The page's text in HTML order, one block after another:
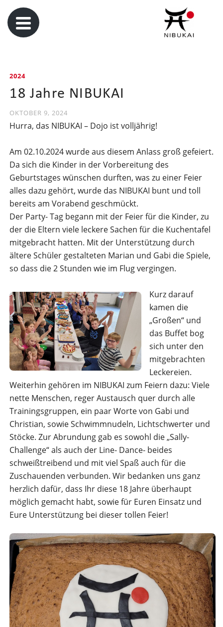
2024
18 Jahre NIBUKAI
OKTOBER 9, 2024
Hurra, das NIBUKAI – Dojo ist volljährig!
Am 02.10.2024 wurde aus diesem Anlass groß gefeiert.
Da sich die Kinder in der Vorbereitung des
Geburtstages wünschen durften, was zu einer Feier
alles dazu gehört, wurde das NIBUKAI bunt und toll
bereits am Vorabend geschmückt.
Der Party- Tag begann mit der Feier für die Kinder, zu
der die Eltern viele leckere Sachen für die Kuchentafel
mitgebracht hatten. Mit der Unterstützung durch
ältere Schüler gestalteten Marian und Gabi die Spiele,
so dass die 2 Stunden wie im Flug vergingen.
Kurz darauf
kamen die
„Großen“ und
das Buffet bog
sich unter den
mitgebrachten
Leckereien.
Weiterhin gehören im NIBUKAI zum Feiern dazu: Viele
nette Menschen, reger Austausch quer durch alle
Trainingsgruppen, ein paar Worte von Gabi und
Christian, sowie Schwimmnudeln, Lichtschwerter und
Stöcke. Zur Abrundung gab es sowohl die „Sally-
Challenge“ als auch der Line- Dance- beides
schweißtreibend und mit viel Spaß auch für die
Zuschauenden verbunden. Wir bedanken uns ganz
herzlich dafür, dass Ihr diese 18 Jahre überhaupt
möglich gemacht habt, sowie für Euren Einsatz und
Eure Unterstützung bei dieser tollen Feier!